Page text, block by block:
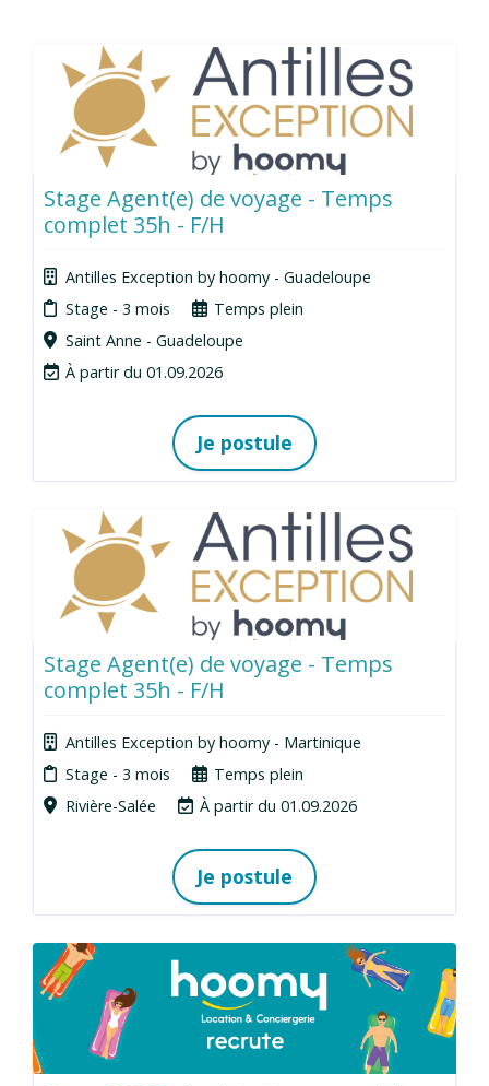
Stage Agent(e) de voyage - Temps
complet 35h - F/H
Antilles Exception by hoomy - Guadeloupe
Stage - 3 mois
Temps plein
Saint Anne - Guadeloupe
À partir du 01.09.2026
Je postule
Stage Agent(e) de voyage - Temps
complet 35h - F/H
Antilles Exception by hoomy - Martinique
Stage - 3 mois
Temps plein
Rivière-Salée
À partir du 01.09.2026
Je postule